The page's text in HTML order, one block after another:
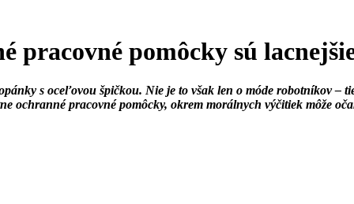
pracovné pomôcky sú
s oceľovou špičkou. Nie je to však len o móde robotníkov –
ochranné pracovné pomôcky, okrem morálnych výčitiek môže